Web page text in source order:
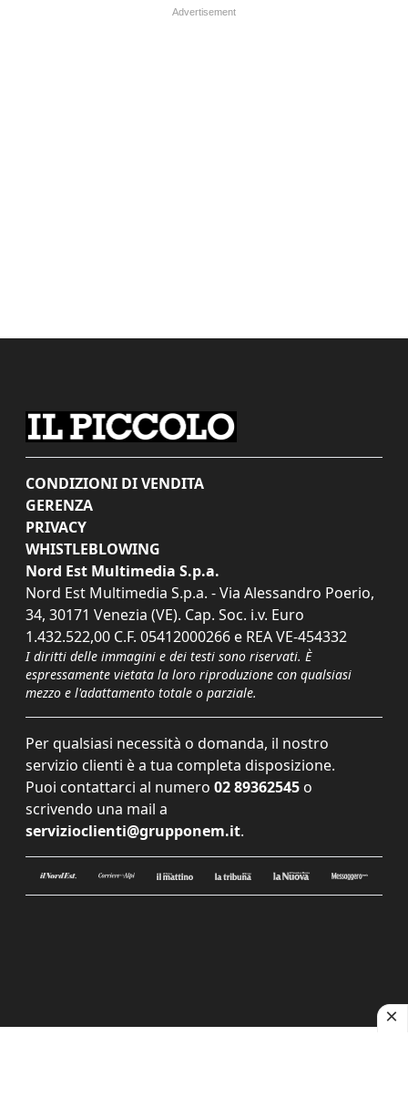
CONDIZIONI DI VENDITA
GERENZA
PRIVACY
WHISTLEBLOWING
Nord Est Multimedia S.p.a.
Nord Est Multimedia S.p.a. - Via Alessandro Poerio,
34, 30171 Venezia (VE). Cap. Soc. i.v. Euro
1.432.522,00 C.F. 05412000266 e REA VE-454332
I diritti delle immagini e dei testi sono riservati. È
espressamente vietata la loro riproduzione con qualsiasi
mezzo e l'adattamento totale o parziale.
Per qualsiasi necessità o domanda, il nostro
servizio clienti è a tua completa disposizione.
Puoi contattarci al numero 02 89362545 o
scrivendo una mail a
servizioclienti@grupponem.it.